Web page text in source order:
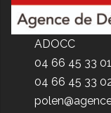
ADOCC
04 66 45 33 01
04 66 45 33